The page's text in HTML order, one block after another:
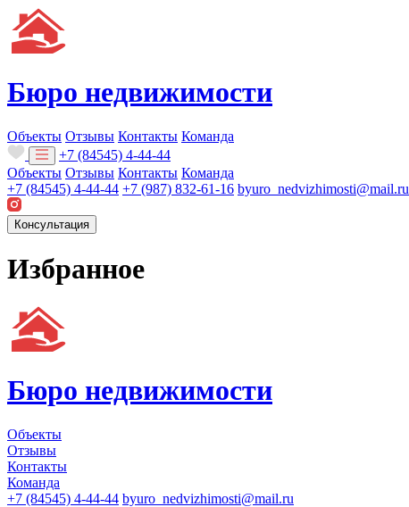
Бюро недвижимости
Объекты Отзывы Контакты Команда
+7 (84545) 4-44-44
Объекты Отзывы Контакты Команда
+7 (84545) 4-44-44 +7 (987) 832-61-16 byuro_nedvizhimosti@mail.ru
Консультация
Избранное
Бюро недвижимости
Объекты
Отзывы
Контакты
Команда
+7 (84545) 4-44-44 byuro_nedvizhimosti@mail.ru